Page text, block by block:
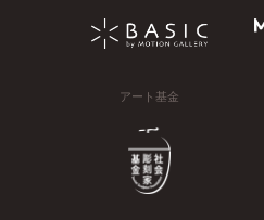
アート基金